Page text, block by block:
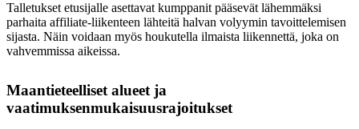
Talletukset etusijalle asettavat kumppanit pääsevät lähemmäksi
parhaita affiliate-liikenteen lähteitä halvan volyymin tavoittelemisen
sijasta. Näin voidaan myös houkutella ilmaista liikennettä, joka on
vahvemmissa aikeissa.
Maantieteelliset alueet ja
vaatimuksenmukaisuusrajoitukset